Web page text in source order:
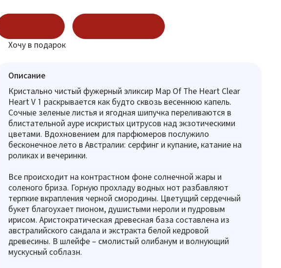
Хочу в подарок
Описание
Кристально чистый фужерный эликсир Map Of The Heart Clear
Heart V 1 раскрывается как будто сквозь весеннюю капель.
Сочные зеленые листья и ягодная шипучка переливаются в
блистательной ауре искристых цитрусов над экзотическими
цветами. Вдохновением для парфюмеров послужило
бесконечное лето в Австралии: серфинг и купание, катание на
роликах и вечеринки.
Все происходит на контрастном фоне солнечной жары и
соленого бриза. Горную прохладу водных нот разбавляют
терпкие вкрапления черной смородины. Цветущий сердечный
букет благоухает пионом, душистыми нероли и пудровым
ирисом. Аристократическая древесная база составлена из
австралийского сандала и экстракта белой кедровой
древесины. В шлейфе – смолистый олибанум и волнующий
мускусный соблазн.